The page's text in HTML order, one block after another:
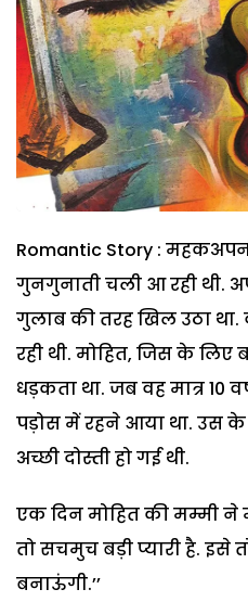
Romantic Story :
गुनगुनाती चली आ रही थी.
गुलाब की तरह खिल उठा
रही थी. मोहित, जिस के
धड़कता था. जब वह मात्र 10
पड़ोस में रहने आया था. उस
अच्छी दोस्ती हो गई थी.
एक दिन मोहित की मम्मी ने
तो सचमुच बड़ी प्यारी है. इसे
बनाऊंगी.’’